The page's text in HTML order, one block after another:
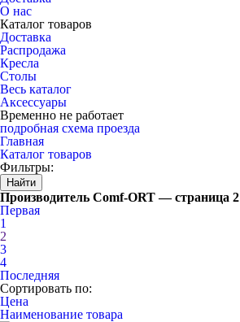
О нас
Каталог товаров
Доставка
Распродажа
Кресла
Столы
Весь каталог
Аксессуары
Временно не работает
подробная схема проезда
Главная
Каталог товаров
Фильтры:
Производитель Comf-ORT — страница 2
Первая
1
2
3
4
Последняя
Сортировать по:
Цена
Наименование товара